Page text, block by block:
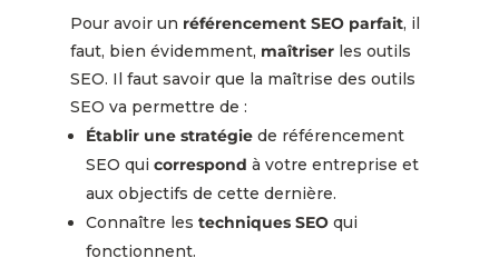
Pour avoir un référencement SEO parfait, il
faut, bien évidemment, maîtriserles outils
SEO. Il faut savoir que la maîtrise des outils
SEO va permettre de :
Établir une stratégiede référencement
SEO qui correspond à votre entreprise et
aux objectifs de cette dernière.
Connaître les techniques SEOqui
fonctionnent.